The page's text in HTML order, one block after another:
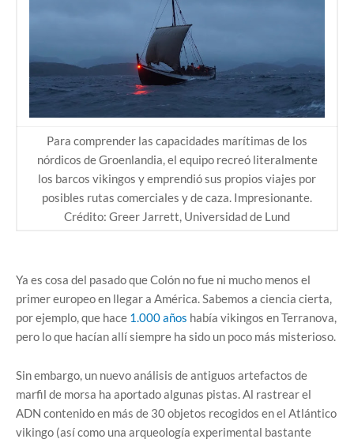
Para comprender las capacidades marítimas de los
nórdicos de Groenlandia, el equipo recreó literalmente
los barcos vikingos y emprendió sus propios viajes por
posibles rutas comerciales y de caza. Impresionante.
Crédito: Greer Jarrett, Universidad de Lund
Ya es cosa del pasado que Colón no fue ni mucho menos el
primer europeo en llegar a América. Sabemos a ciencia cierta,
por ejemplo, que hace 1.000 años había vikingos en Terranova,
pero lo que hacían allí siempre ha sido un poco más misterioso.
Sin embargo, un nuevo análisis de antiguos artefactos de
marfil de morsa ha aportado algunas pistas. Al rastrear el
ADN contenido en más de 30 objetos recogidos en el Atlántico
vikingo (así como una arqueología experimental bastante